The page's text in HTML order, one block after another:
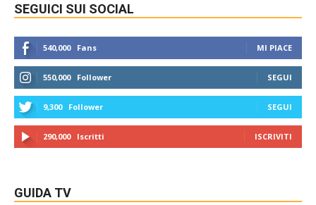
SEGUICI SUI SOCIAL
540,000 Fans MI PIACE
550,000 Follower SEGUI
9,300 Follower SEGUI
290,000 Iscritti ISCRIVITI
GUIDA TV